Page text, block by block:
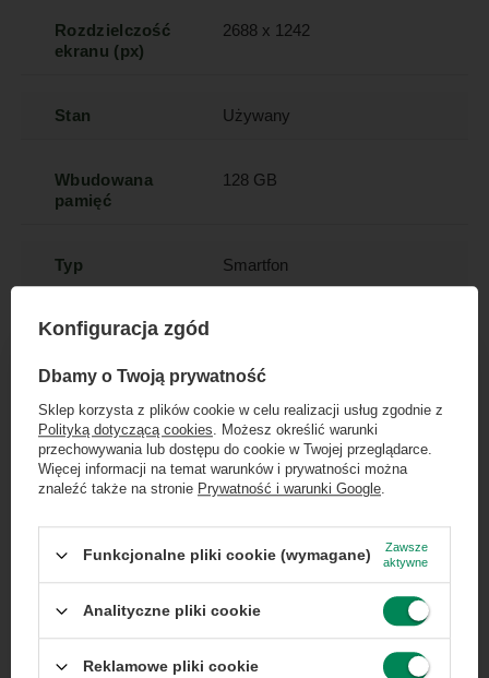
Rozdzielczość
ekranu (px)
2688 x 1242
Stan Używany
Wbudowana
pamięć
128 GB
Typ Smartfon
Kolor
ekranu
Pamięć RAM 6 GB
operacyjny
Dołącz do newslettera Green
Computers
Zgarnij jako pierwszy informacje o zniżkach i
rabatach w naszym sklepie!
...lub zadzwoń od razu, aby odebrać
przy zamówieniu telefonicznym
50 zł rabatu!
Rabat 50 zł przy zamówieniach powyżej 300 zł. Oferta
obejmuje zamówień hurtowych.
Konfiguracja zgód
Dbamy o Twoją prywatność
Sklep korzysta z plików cookie w celu realizacji usług zgodnie z
Polityką dotyczącą cookies. Możesz określić warunki
przechowywania lub dostępu do cookie w Twojej przeglądarce.
Więcej informacji na temat warunków i prywatności można
znaleźć także na stronie Prywatność i warunki Google.
Funkcjonalne pliki cookie (wymagane)
Zawsze
aktywne
Analityczne pliki cookie
Reklamowe pliki cookie